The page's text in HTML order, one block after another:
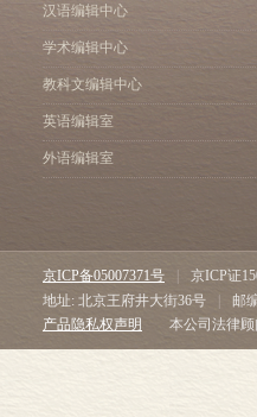
汉语编辑中心
学术编辑中心
教科文编辑中心
英语编辑室
外语编辑室
京ICP备05007371号 京ICP证
地址: 北京王府井大街36号
邮
产品隐私权声明
本公司法律